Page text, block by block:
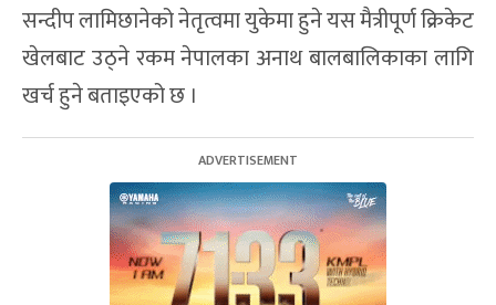
सन्दीप लामिछानेको नेतृत्वमा युकेमा हुने यस मैत्रीपूर्ण क्रिकेट
खेलबाट उठ्ने रकम नेपालका अनाथ बालबालिकाका लागि
खर्च हुने बताइएको छ ।